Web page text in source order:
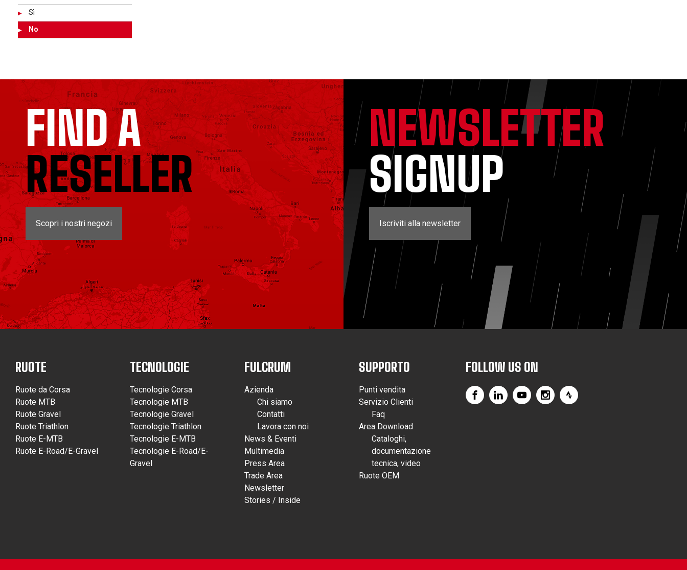
Sì
No
FIND A
RESELLER
Scopri i nostri negozi
NEWSLETTER
SIGNUP
Iscriviti alla newsletter
RUOTE
Ruote da Corsa
Ruote MTB
Ruote Gravel
Ruote Triathlon
Ruote E-MTB
Ruote E-Road/E-Gravel
TECNOLOGIE
Tecnologie Corsa
Tecnologie MTB
Tecnologie Gravel
Tecnologie Triathlon
Tecnologie E-MTB
Tecnologie E-Road/E-
Gravel
FULCRUM
Azienda
Chi siamo
Contatti
Lavora con noi
News & Eventi
Multimedia
Press Area
Trade Area
Newsletter
Stories / Inside
SUPPORTO
Punti vendita
Servizio Clienti
Faq
Area Download
Cataloghi,
documentazione
tecnica, video
Ruote OEM
FOLLOW US ON